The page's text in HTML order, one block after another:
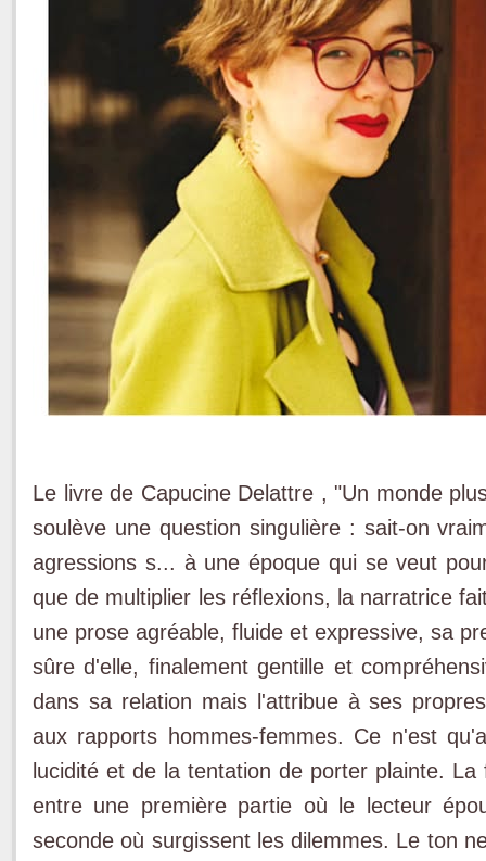
Le livre de Capucine Delattre , "Un monde
soulève une question singulière : sait-on
agressions s... à une époque qui se veut
que de multiplier les réflexions, la narratrice
une prose agréable, fluide et expressive, sa
sûre d'elle, finalement gentille et
dans sa relation mais l'attribue à ses
aux rapports hommes-femmes. Ce n'est
lucidité et de la tentation de porter plainte.
entre une première partie où le lecteur
seconde où surgissent les dilemmes. Le ton